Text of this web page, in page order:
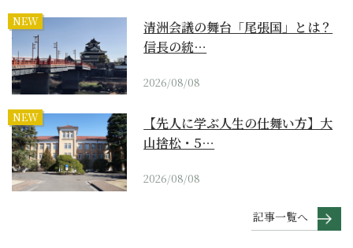
NEW
清洲会議の舞台「尾張国」とは？
信長の統…
2026/08/08
NEW
【先人に学ぶ人生の仕舞い方】大
山捨松・5…
2026/08/08
記事一覧へ